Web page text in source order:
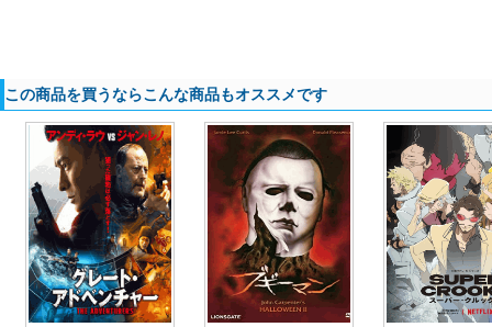
この商品を買うならこんな商品もオススメです